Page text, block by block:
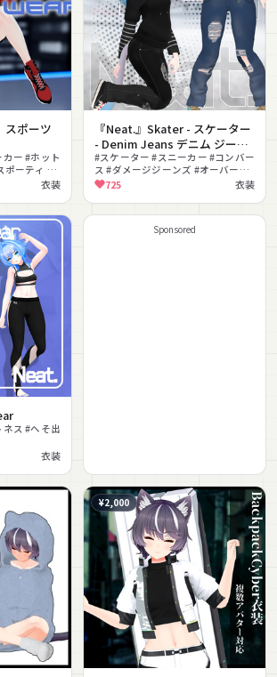
スポーツ
ー #ホット
ポーティ #
ュ #迷彩衣装
『Neat.』Skater - スケーター
- Denim Jeans デニム ジーン
ズ - Hoodie パーカー -
Converse コンバース
#スケーター #スニーカー #コンバー
ス #ダメージジーンズ #オーバーサ
イズ #デニム
725 衣装
ス #へそ出
衣装
Sponsored
¥2,000